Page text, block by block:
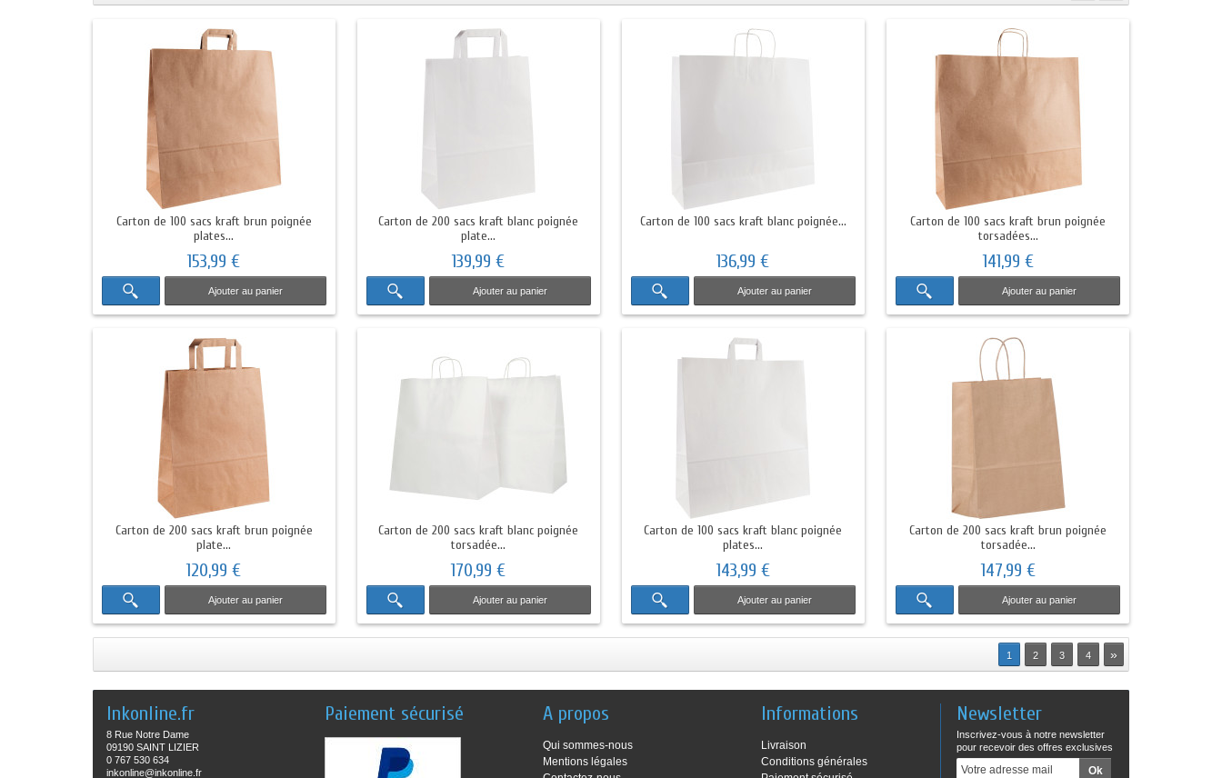
Carton de 100 sacs kraft brun poignée
plates...
153,99 €
Ajouter au panier
Carton de 200 sacs kraft blanc poignée
plate...
139,99 €
Ajouter au panier
Carton de 100 sacs kraft blanc poignée...
136,99 €
Ajouter au panier
Carton de 100 sacs kraft brun poignée
torsadées...
141,99 €
Ajouter au panier
Carton de 200 sacs kraft brun poignée
plate...
120,99 €
Ajouter au panier
Carton de 200 sacs kraft blanc poignée
torsadée...
170,99 €
Ajouter au panier
Carton de 100 sacs kraft blanc poignée
plates...
143,99 €
Ajouter au panier
Carton de 200 sacs kraft brun poignée
torsadée...
147,99 €
Ajouter au panier
1 2 3 4 »
Inkonline.fr
8 Rue Notre Dame
09190 SAINT LIZIER
0 767 530 634
inkonline@inkonline.fr
Paiement sécurisé A propos
Qui sommes-nous
Mentions légales
Informations
Livraison
Conditions générales
Newsletter
Inscrivez-vous à notre newsletter
pour recevoir des offres exclusives